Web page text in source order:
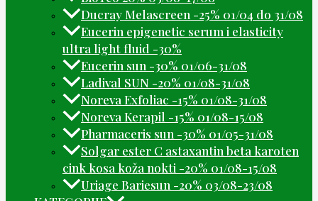
Ducray Melascreen -25% 01/04 do 31/08
Eucerin epigenetic serum i elasticity
ultra light fluid -30%
Eucerin sun -30% 01/06-31/08
Ladival SUN -20% 01/08-31/08
Noreva Exfoliac -15% 01/08-31/08
Noreva Kerapil -15% 01/08-15/08
Pharmaceris sun -30% 01/05-31/08
Solgar ester C astaxantin beta karoten
cink kosa koža nokti -20% 01/08-15/08
Uriage Bariesun -20% 03/08-23/08